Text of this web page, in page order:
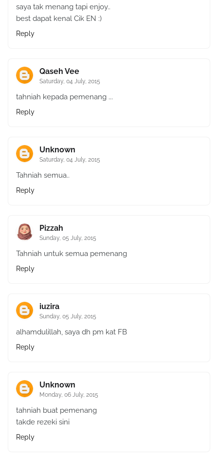
saya tak menang tapi enjoy..
best dapat kenal Cik EN :)
Reply
Qaseh Vee
Saturday, 04 July, 2015
tahniah kepada pemenang ...
Reply
Unknown
Saturday, 04 July, 2015
Tahniah semua..
Reply
Pizzah
Sunday, 05 July, 2015
Tahniah untuk semua pemenang
Reply
iuzira
Sunday, 05 July, 2015
alhamdulillah, saya dh pm kat FB
Reply
Unknown
Monday, 06 July, 2015
tahniah buat pemenang
takde rezeki sini
Reply